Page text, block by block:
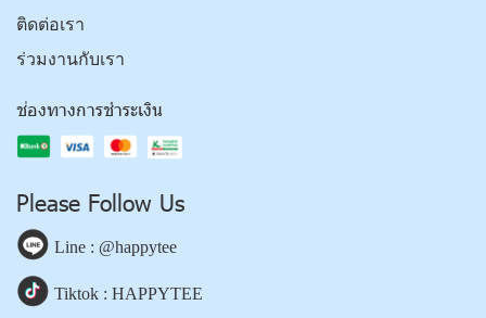
ติดต่อเรา
ร่วมงานกับเรา
ช่องทางการชำระเงิน
Please Follow Us
Line : @happytee
Tiktok : HAPPYTEE